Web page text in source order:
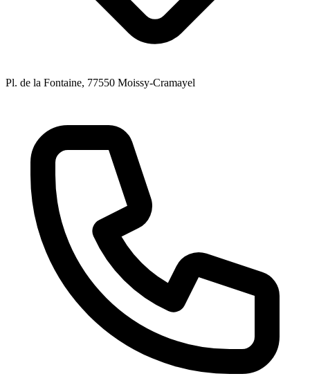
Pl. de la Fontaine, 77550 Moissy-Cramayel